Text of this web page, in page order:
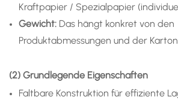
Kraftpapier / Spezialpapier
Gewicht: Das hängt konkret von den
Produktabmessungen und der
(2) Grundlegende Eigenschaften
Faltbare Konstruktion für effiziente